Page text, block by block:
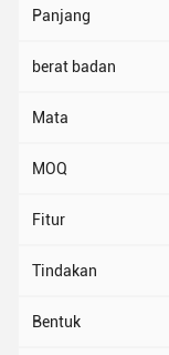
Panjang
berat badan
Mata
MOQ
Fitur
Tindakan
Bentuk